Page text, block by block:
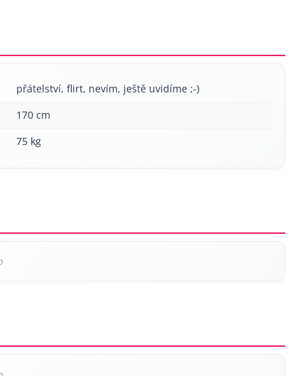
přátelství, flirt, nevím, ještě uvidíme ;-)
170 cm
75 kg